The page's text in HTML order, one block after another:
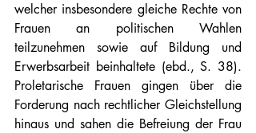
welcher insbesondere gleiche Rechte von
Frauen an politischen Wahlen
teilzunehmen sowie auf Bildung und
Erwerbsarbeit beinhaltete (ebd., S. 38).
Proletarische Frauen gingen über die
Forderung nach rechtlicher Gleichstellung
hinaus und sahen die Befreiung der Frau